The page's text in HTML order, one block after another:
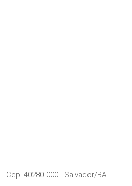
- Cep: 40280-000 - Salvador/BA